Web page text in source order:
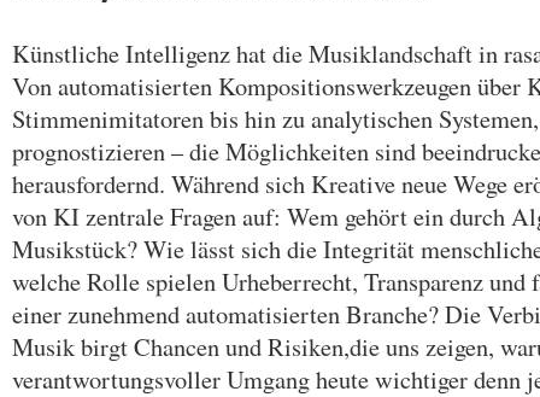
Künstliche Intelligenz hat die Musiklandschaft in
Von automatisierten Kompositionswerkzeugen über
Stimmenimitatoren bis hin zu analytischen
prognostizieren – die Möglichkeiten sind
herausfordernd. Während sich Kreative neue Wege
von KI zentrale Fragen auf: Wem gehört ein durch
Musikstück? Wie lässt sich die Integrität
welche Rolle spielen Urheberrecht, Transparenz und
einer zunehmend automatisierten Branche? Die
Musik birgt Chancen und Risiken,die uns zeigen,
verantwortungsvoller Umgang heute wichtiger denn